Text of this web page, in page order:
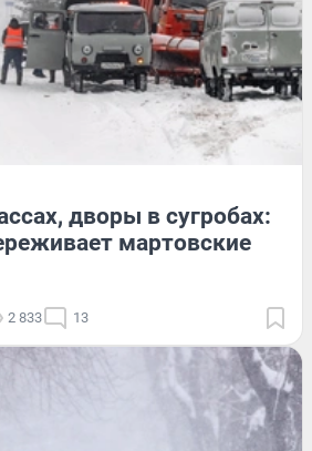
дворы в сугробах:
мартовские
2 833 13